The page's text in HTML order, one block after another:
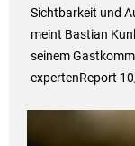
Sichtbarkeit und
meint Bastian
seinem
expertenReport